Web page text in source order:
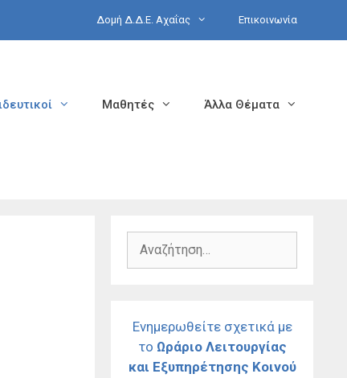
Δομή Δ.Δ.Ε. Αχαΐας Επικοινωνία
Μαθητές Άλλα Θέματα
Αναζήτηση
Ενημερωθείτε σχετικά με
το Ωράριο Λειτουργίας
και Εξυπηρέτησης Κοινού